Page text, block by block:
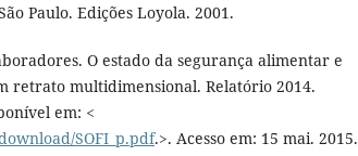
Paulo. Edições Loyola. 2001.
O estado da segurança alimentar e
retrato multidimensional. Relatório 2014.
em: <
SOFI_p.pdf.>. Acesso em: 15 mai. 2015.